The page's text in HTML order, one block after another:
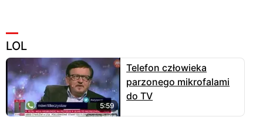
LOL
5:59
Telefon człowieka
parzonego mikrofalami
do TV